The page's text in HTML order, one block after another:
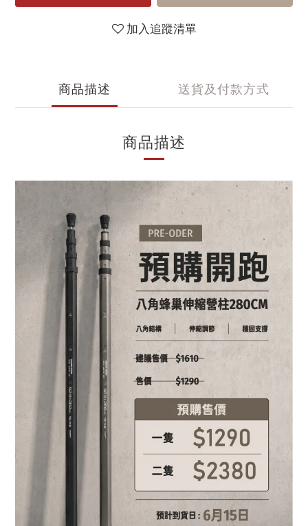
加入追蹤清單
商品描述 送貨及付款方式
商品描述